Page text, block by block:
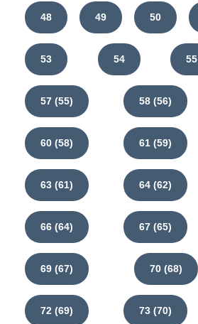
48 49 50
53 54 55
57 (55) 58 (56)
60 (58) 61 (59)
63 (61) 64 (62)
66 (64) 67 (65)
69 (67) 70 (68)
72 (69) 73 (70)